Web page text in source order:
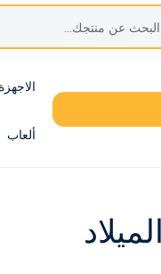
ألعاب